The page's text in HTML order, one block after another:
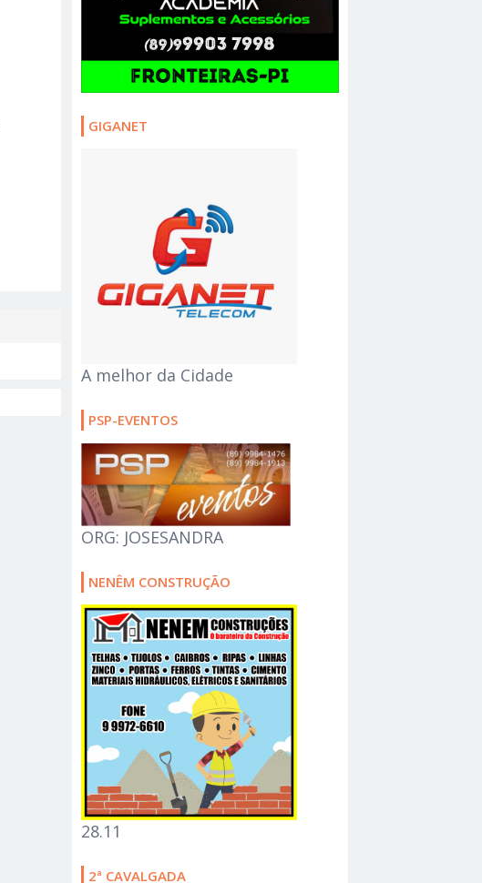
GIGANET
A melhor da Cidade
PSP-EVENTOS
ORG: JOSESANDRA
NENÊM CONSTRUÇÃO
28.11
2ª CAVALGADA